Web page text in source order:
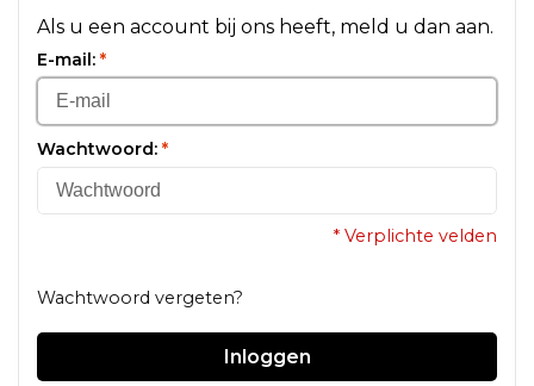
Als u een account bij ons heeft, meld u dan aan.
E-mail: *
Wachtwoord: *
* Verplichte velden
Wachtwoord vergeten?
Inloggen